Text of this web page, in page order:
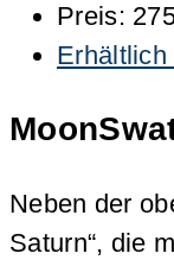
Preis:
Neben der
Saturn“, die